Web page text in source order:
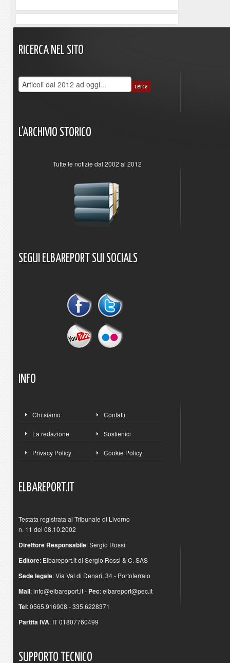
RICERCA NEL SITO
L'ARCHIVIO STORICO
Tutte le notizie dal 2002 al 2012
SEGUI ELBAREPORT SUI SOCIALS
INFO
Chi siamo Contatti
La redazione Sostienici
Privacy Policy Cookie Policy
ELBAREPORT.IT
Testata registrata al Tribunale di Livorno
n. 11 del 08.10.2002
Direttore Responsabile: Sergio Rossi
Editore: Elbareport.it di Sergio Rossi & C. SAS
Sede legale: Via Val di Denari, 34 - Portoferraio
Mail:info@elbareport.it- Pec:elbareport@pec.it
Tel: 0565.916908 - 335.6228371
Partita IVA: IT 01807760499
SUPPORTO TECNICO